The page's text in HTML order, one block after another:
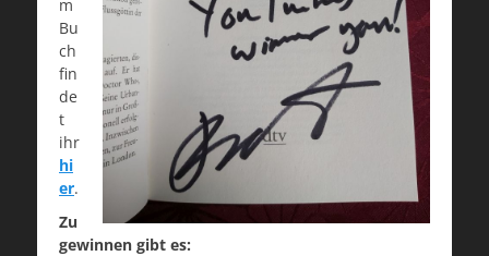
m
Bu
ch
fin
de
t
ihr
hi
er.
Zu
gewinnen gibt es: